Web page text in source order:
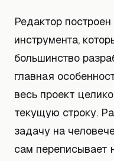
Редактор
инструмента,
большинство
главная
весь проект
текущую строку.
задачу на
сам переписывает